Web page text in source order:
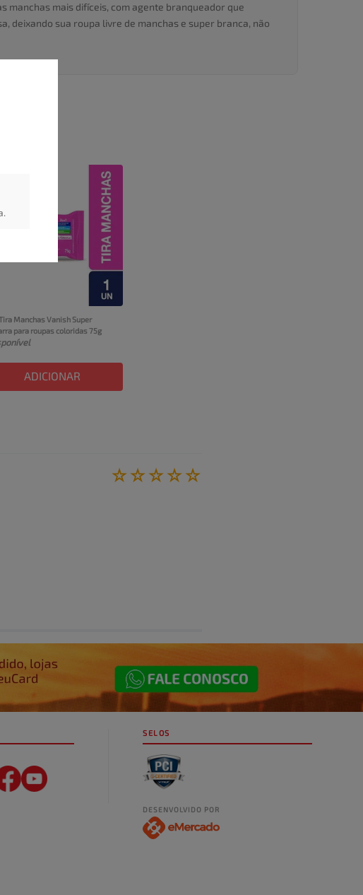
manchas mais difíceis, com agente branqueador que
deixando sua roupa livre de manchas e super branca, não
Manchas Vanish Super
para roupas coloridas 75g
ADICIONAR
☆☆☆☆☆
SELOS
DESENVOLVIDO POR